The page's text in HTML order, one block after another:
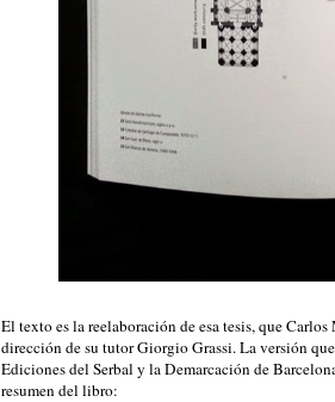
El texto es la reelaboración de esa tesis, que
dirección de su tutor Giorgio Grassi. La versión
Ediciones del Serbal y la Demarcación de
resumen del libro: